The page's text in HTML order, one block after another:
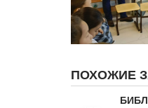
ПОХОЖИЕ